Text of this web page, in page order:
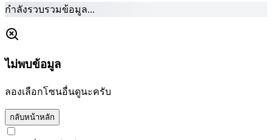
กำลังรวบรวมข้อมูล...
ไม่พบข้อมูล
ลองเลือกโซนอื่นดูนะครับ
กลับหน้าหลัก